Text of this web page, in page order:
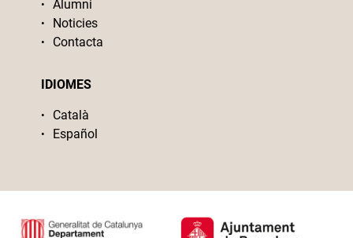
Alumni
Noticies
Contacta
IDIOMES
Català
Español